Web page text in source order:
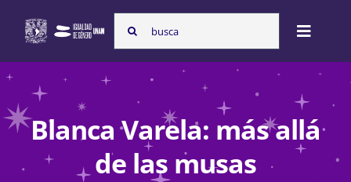
content
Search
for:
Toggle
Nosotras
Blanca Varela: más allá
de las musas